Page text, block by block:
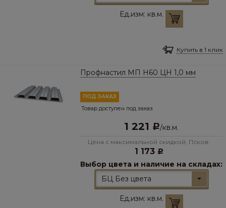
Ед.изм: кв.м.
Купить в 1 клик
Профнастил МП Н60 ЦН 1,0 мм
ПОД ЗАКАЗ
Товар доступен под заказ
1 221 Р/кв.м.
Цена с максимальной скидкой, Псков:
1 173 Р
Выбор цвета и наличие на складах:
БЦ Без цвета
Ед.изм: кв.м.